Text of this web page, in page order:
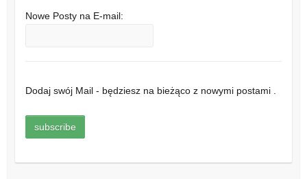
Nowe Posty na E-mail:
Dodaj swój Mail - będziesz na bieżąco z nowymi postami .